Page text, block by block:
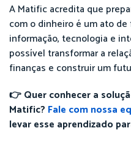
A Matific acredita que
com o dinheiro é um ato de
informação, tecnologia e
possível transformar a
finanças e construir um
👉 Quer conhecer a
Matific? Fale com nossa
levar esse aprendizado